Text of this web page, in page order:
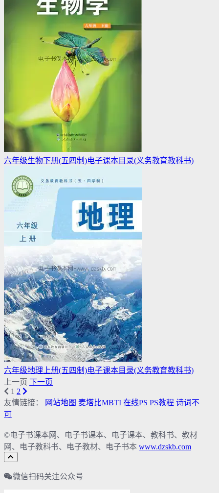
六年级生物下册(五四制)电子课本目录(义务教育教科书)
六年级地理上册(五四制)电子课本目录(义务教育教科书)
上一页 下一页
1 2
友情链接：
网站地图 麦塔比MBTI 在线PS PS教程 诗词不
可
©电子书课本网、电子书课本、电子课本、教科书、教材
网、电子教科书、电子教材、电子书本 www.dzskb.com
微信扫码关注公众号